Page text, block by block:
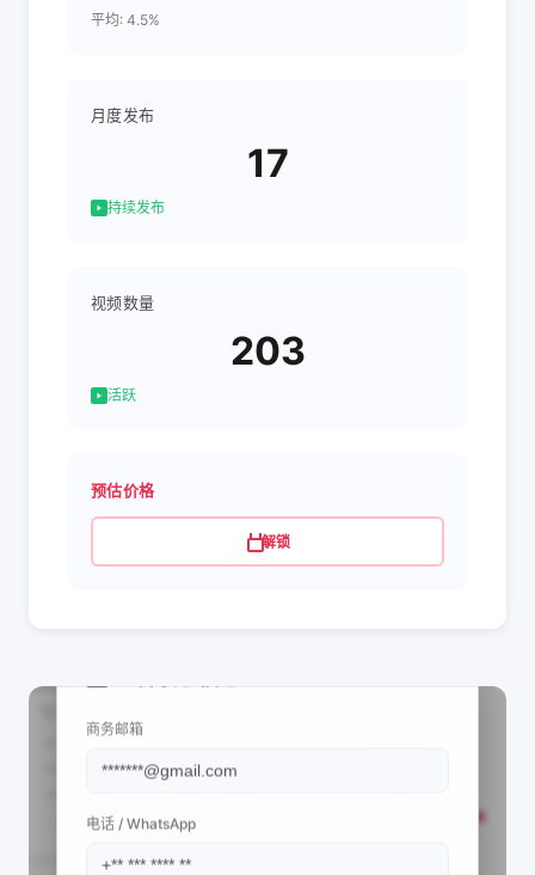
平均: 4.5%
月度发布
17
持续发布
视频数量
203
活跃
预估价格
解锁
商务邮箱
电话 / WhatsApp